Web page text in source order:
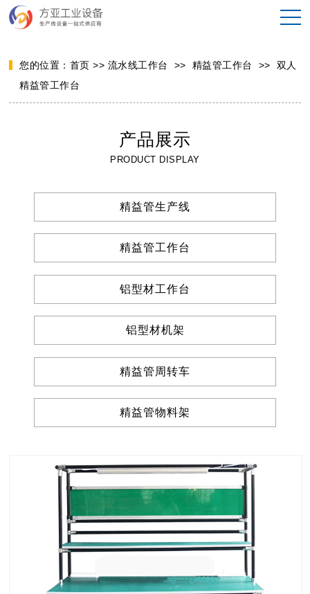
您的位置： 首页 >> 流水线工作台 >> 精益管工作台 >> 双人
精益管工作台
产品展示
PRODUCT DISPLAY
精益管生产线
精益管工作台
铝型材工作台
铝型材机架
精益管周转车
精益管物料架